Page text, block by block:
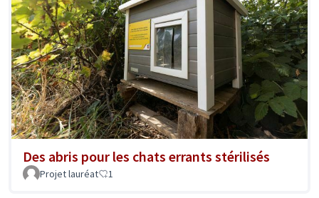
Des abris pour les chats errants stérilisés
Projet lauréat 1